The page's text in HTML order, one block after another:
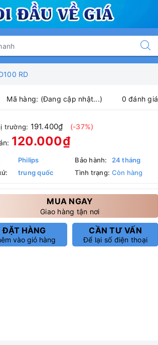
RD
Mã hàng: (Đang cập nhật...) 0 đánh giá
trường: 191.400₫
(-37%)
120.000₫
Philips
trung quốc
Bảo hành:
24 tháng
Tình trạng: Còn hàng
MUA NGAY
Giao hàng tận nơi
ĐẶT HÀNG
vào giỏ hàng
CẦN TƯ VẤN
Để lại số điện thoại